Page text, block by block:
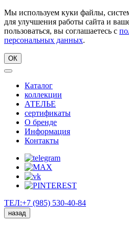
Мы используем куки файлы,
для улучшения работы сайта и
пользоваться, вы соглашаетесь с
персональных данных.
ОК
Каталог
коллекции
АТЕЛЬЕ
сертификаты
О бренде
Информация
Контакты
ТЕЛ:+7 (985) 530-40-84
назад